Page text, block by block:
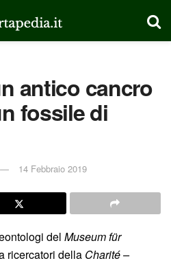
antico cancro
fossile di
14 Febbraio 2019
del Museum für
ricercatori della Charité –